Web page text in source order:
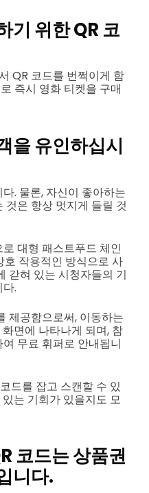
기 위한 QR 코
QR 코드를 번쩍이게 함
즉시 영화 티켓을 구매
을 유인하십시
. 물론, 자신이 좋아하는
것은 항상 멋지게 들릴 것
대형 패스트푸드 체인
호 작용적인 방식으로 사
갇혀 있는 시청자들의 기
.
제공함으로써, 이동하는
면에 나타나게 되며, 참
무료 휘퍼로 안내됩니
드를 잡고 스캔할 수 있
는 기회가 있을지도 모
코드는 상품권
니다.